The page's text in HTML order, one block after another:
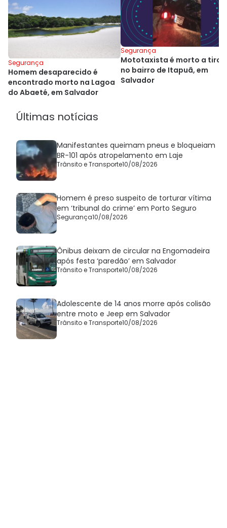
Segurança
Homem desaparecido é
encontrado morto na Lagoa
do Abaeté, em Salvador
Segurança
Mototaxista é morto a tiros
no bairro de Itapuã, em
Salvador
Últimas notícias
Manifestantes queimam pneus e bloqueiam
BR-101 após atropelamento em Laje
Trânsito e Transporte10/08/2026
Homem é preso suspeito de torturar vítima
em ‘tribunal do crime’ em Porto Seguro
Segurança10/08/2026
Ônibus deixam de circular na Engomadeira
após festa ‘paredão’ em Salvador
Trânsito e Transporte10/08/2026
Adolescente de 14 anos morre após colisão
entre moto e Jeep em Salvador
Trânsito e Transporte10/08/2026